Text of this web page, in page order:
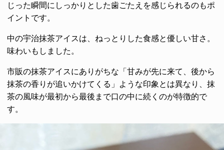
じった瞬間にしっかりとした歯ごたえを感じられるのもポ
イントです。
中の宇治抹茶アイスは、ねっとりした食感と優しい甘さ。
味わいもしました。
市販の抹茶アイスにありがちな「甘みが先に来て、後から
抹茶の香りが追いかけてくる」ような印象とは異なり、抹
茶の風味が最初から最後まで口の中に続くのが特徴的で
す。